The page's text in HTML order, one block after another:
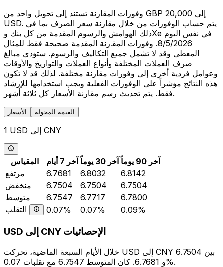
وفورات المقارنة تستند إلى تحويل واحد من GBP 20,000 إلى
USD. يتم حساب الوفورات من خلال مقارنة سعر الصرف بما في
ذلك الهوامش والرسوم المقدمة من كل بنك وXe في نفس اليوم
8/5/2026. وفورات المقارنة المقدمة صحيحة فقط للمثال
المعطى وقد لا تشمل جميع التكاليف والرسوم. ستؤدي مبالغ
صرف العملات المختلفة وأنواع العملات والتواريخ والأوقات
وعوامل فردية أخرى إلى وفورات مقارنة مختلفة. لذلك قد لا تكون
هذه النتائج مؤشراً على الوفورات الفعلية ويجب استخدامها للإرشاد
فقط. يتم تحديث رسم مقارنة الأسعار كل ثلاثة أشهر.
الأسعار القيمة المحولة
1 USD إلى CNY
المقياس آخر 7 أيام آخر 30 يوماً
آخر 90 يوماً
مرتفع
6.7681 6.8032
6.8142
منخفض
6.7504 6.7504
6.7504
متوسط
6.7547 6.7717
6.7800
التقلب
0.07% 0.07% 0.09%
USD إلى CNY الإحصائيات
خلال الأيام السبعة الماضية، تحركت USD إلى CNY بين 6.7504
و 6.7681. كان المتوسط 6.7547 مع تقلبات 0.07%.